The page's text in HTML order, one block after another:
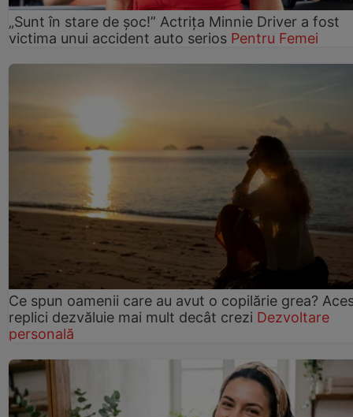
„Sunt în stare de șoc!” Actrița Minnie Driver a fost
victima unui accident auto serios Pentru Femei
Ce spun oamenii care au avut o copilărie grea?
replici dezvăluie mai mult decât crezi Dezvoltare
personală